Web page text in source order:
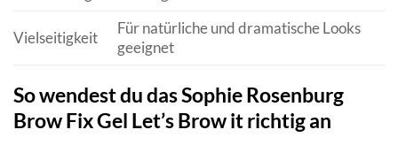
Vielseitigkeit
Für natürliche und dramatische Looks
geeignet
So wendest du das Sophie Rosenburg
Brow Fix Gel Let’s Brow it richtig an